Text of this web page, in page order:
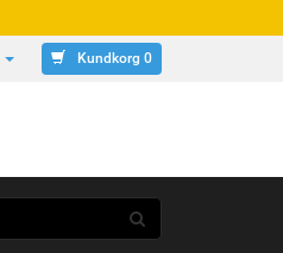
Kundkorg 0